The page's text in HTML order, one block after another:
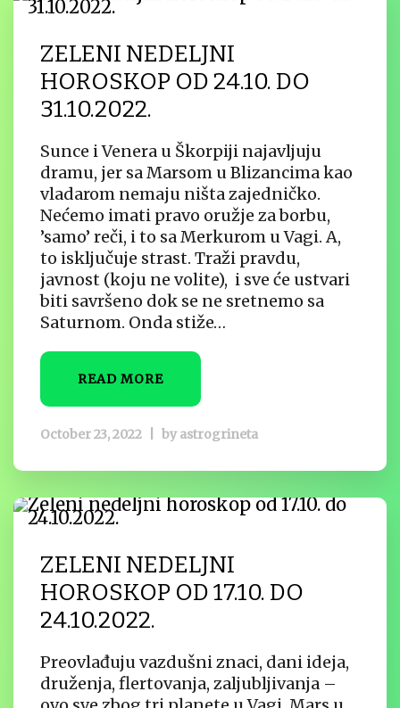
ZELENI NEDELJNI
HOROSKOP OD 24.10. DO
31.10.2022.
Sunce i Venera u Škorpiji najavljuju
dramu, jer sa Marsom u Blizancima kao
vladarom nemaju ništa zajedničko.
Nećemo imati pravo oružje za borbu,
’samo’ reči, i to sa Merkurom u Vagi. A,
to isključuje strast. Traži pravdu,
javnost (koju ne volite), i sve će ustvari
biti savršeno dok se ne sretnemo sa
Saturnom. Onda stiže…
READ MORE
October 23, 2022 by astrogrineta
ZELENI NEDELJNI
HOROSKOP OD 17.10. DO
24.10.2022.
Preovlađuju vazdušni znaci, dani ideja,
druženja, flertovanja, zaljubljivanja –